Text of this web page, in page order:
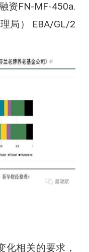
资FN-MF-450a.
局） EBA/GL/2
相关的要求，